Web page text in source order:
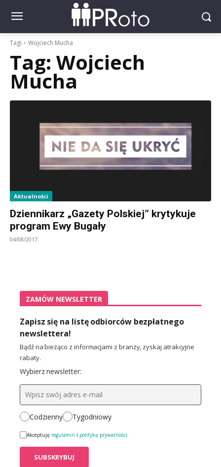
Tagi Wojciech Mucha
Tag: Wojciech
Mucha
Aktualności
Dziennikarz „Gazety Polskiej” krytykuje
program Ewy Bugały
04/08/2017
ZAMÓW NEWSLETTER
Zapisz się na listę odbiorców bezpłatnego
newslettera!
Bądź na bieżąco z informacjami z branży, zyskaj atrakcyjne
rabaty.
Wybierz newsletter:
Codzienny Tygodniowy
Akceptuję regulamin i politykę prywatności